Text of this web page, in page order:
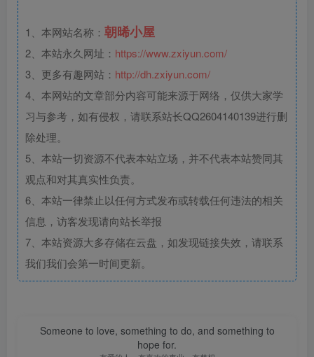
1、本网站名称： 朝晞小屋
2、本站永久网址： https://www.zxiyun.com/
3、更多有趣网站： http://dh.zxiyun.com/
4、本网站的文章部分内容可能来源于网络，仅供大家学
习与参考，如有侵权，请联系站长QQ2604140139进行删
除处理。
5、本站一切资源不代表本站立场，并不代表本站赞同其
观点和对其真实性负责。
6、本站一律禁止以任何方式发布或转载任何违法的相关
信息，访客发现请向站长举报
7、本站资源大多存储在云盘，如发现链接失效，请联系
我们我们会第一时间更新。
Someone to love, something to do, and something to
hope for.